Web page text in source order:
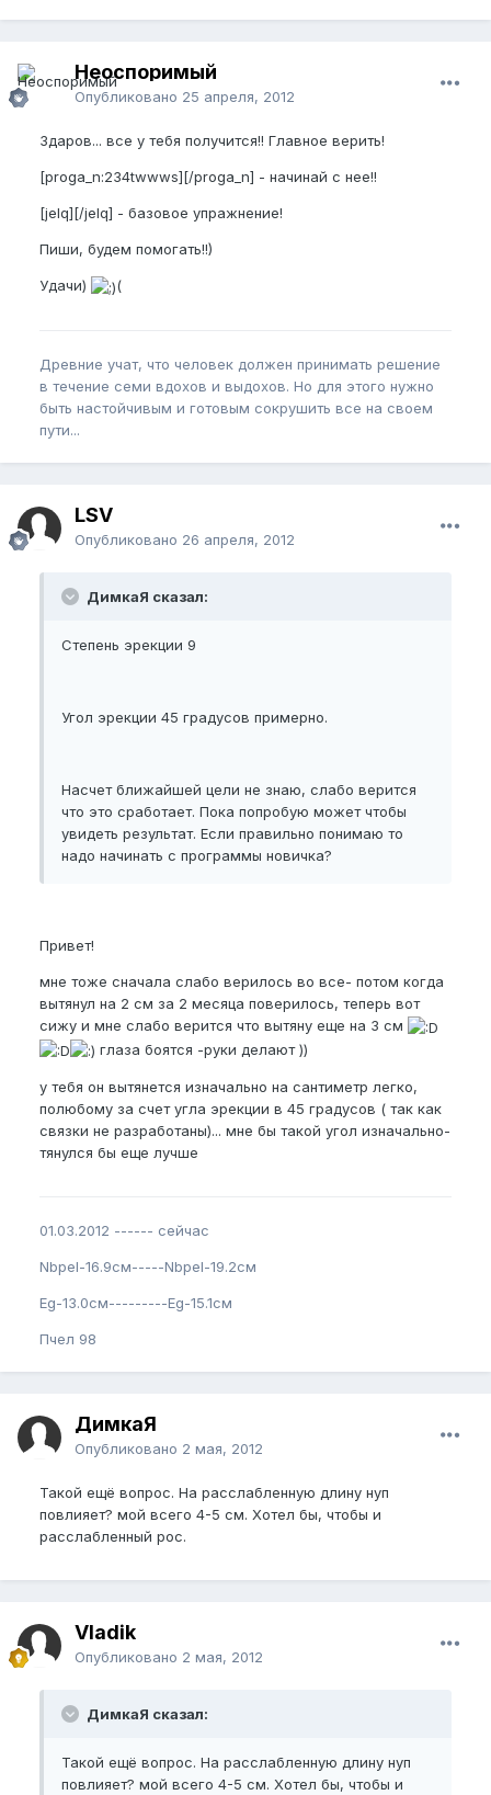
Неоспоримый
Опубликовано 25 апреля, 2012
Здаров... все у тебя получится!! Главное верить!
[proga_n:234twwws][/proga_n] - начинай с нее!!
[jelq][/jelq] - базовое упражнение!
Пиши, будем помогать!!)
Удачи) (
Древние учат, что человек должен принимать решение
в течение семи вдохов и выдохов. Но для этого нужно
быть настойчивым и готовым сокрушить все на своем
пути...
LSV
Опубликовано 26 апреля, 2012
ДимкаЯ сказал:
Степень эрекции 9
Угол эрекции 45 градусов примерно.
Насчет ближайшей цели не знаю, слабо верится
что это сработает. Пока попробую может чтобы
увидеть результат. Если правильно понимаю то
надо начинать с программы новичка?
Привет!
мне тоже сначала слабо верилось во все- потом когда
вытянул на 2 см за 2 месяца поверилось, теперь вот
сижу и мне слабо верится что вытяну еще на 3 см
глаза боятся -руки делают ))
у тебя он вытянется изначально на сантиметр легко,
полюбому за счет угла эрекции в 45 градусов ( так как
связки не разработаны)... мне бы такой угол изначально-
тянулся бы еще лучше
01.03.2012 ------ сейчас
Nbpel-16.9см-----Nbpel-19.2см
Eg-13.0см---------Eg-15.1см
Пчел 98
ДимкаЯ
Опубликовано 2 мая, 2012
Такой ещё вопрос. На расслабленную длину нуп
повлияет? мой всего 4-5 см. Хотел бы, чтобы и
расслабленный рос.
Vladik
Опубликовано 2 мая, 2012
ДимкаЯ сказал:
Такой ещё вопрос. На расслабленную длину нуп
повлияет? мой всего 4-5 см. Хотел бы, чтобы и